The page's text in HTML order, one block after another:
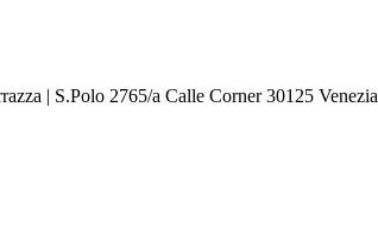
| S.Polo 2765/a Calle Corner 30125 Venezia